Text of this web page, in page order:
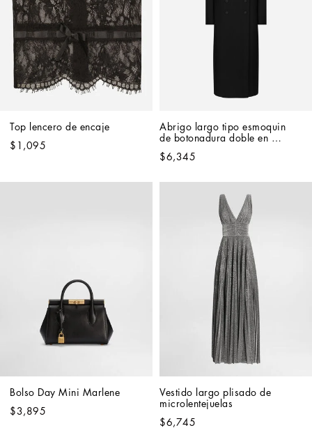
Top lencero de encaje
$1,095
Abrigo largo tipo esmoquin
de botonadura doble en
$6,345
Bolso Day Mini Marlene
$3,895
Vestido largo plisado de
microlentejuelas
$6,745